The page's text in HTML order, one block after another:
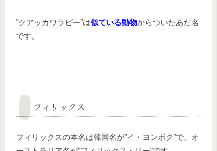
”クアッカワラビー”は似ている動物からついたあだ名
です。
フィリックス
フィリックスの本名は韓国名が”イ・ヨンボク”で、オ